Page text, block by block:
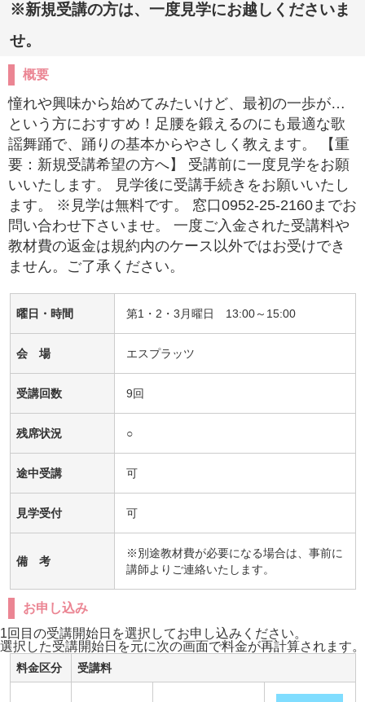
※新規受講の方は、一度見学にお越しくださいま
せ。
概要
憧れや興味から始めてみたいけど、最初の一歩が…
という方におすすめ！足腰を鍛えるのにも最適な歌
謡舞踊で、踊りの基本からやさしく教えます。 【重
要：新規受講希望の方へ】 受講前に一度見学をお願
いいたします。 見学後に受講手続きをお願いいたし
ます。 ※見学は無料です。 窓口0952-25-2160までお
問い合わせ下さいませ。 一度ご入金された受講料や
教材費の返金は規約内のケース以外ではお受けでき
ません。ご了承ください。
曜日・時間 第1・2・3月曜日 13:00～15:00
会 場 エスプラッツ
受講回数 9回
残席状況 ○
途中受講 可
見学受付 可
備 考
※別途教材費が必要になる場合は、事前に
講師よりご連絡いたします。
お申し込み
1回目の受講開始日を選択してお申し込みください。
選択した受講開始日を元に次の画面で料金が再計算されます。
料金区分 受講料